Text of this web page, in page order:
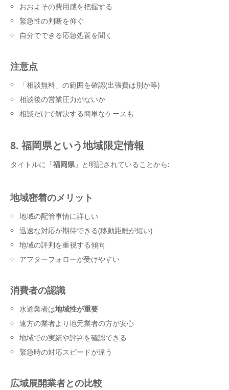
おおよその費用感を把握する
緊急性の判断を仰ぐ
自分でできる応急処置を聞く
注意点
「相談無料」の範囲を確認(出張費は別か等)
相談後の営業圧力がないか
相談だけで解決する簡単なケースも
8. 福岡県という地域限定情報
タイトルに「福岡県」と明記されていることから:
地域密着のメリット
地域の配管事情に詳しい
迅速な対応が期待できる(移動距離が短い)
地域の評判を重視する傾向
アフターフォローが受けやすい
消費者の認識
水道業者は地域性が重要
遠方の業者より地元業者の方が安心
地域での実績や評判を確認できる
緊急時の対応スピードが違う
広域展開業者との比較